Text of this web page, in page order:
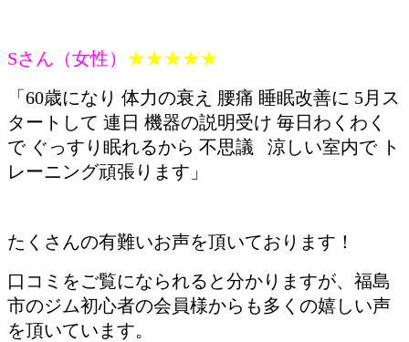
Sさん（女性） ★★★★★
「60歳になり 体力の衰え 腰痛 睡眠改善に 5月ス
タートして 連日 機器の説明受け 毎日わくわく
で ぐっすり眠れるから 不思議 涼しい室内で ト
レーニング頑張ります」
たくさんの有難いお声を頂いております！
口コミをご覧になられると分かりますが、福島
市のジム初心者の会員様からも多くの嬉しい声
を頂いています。